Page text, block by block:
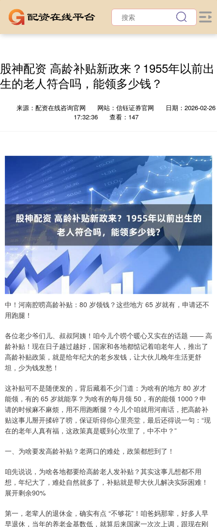
股神配资 高龄补贴新政来？1955年以前出
生的老人符合吗，能领多少钱？
来源：配资在线咨询官网 网站：信钰证券官网
日期：2026-02-26
17:32:36
查看：147
中！河南腔唠高龄补贴：80 岁领钱？这些地方 65 岁就有，申请还不
用跑腿！
各位老少爷们儿、叔叔阿姨！咱今儿个唠个暖心又实在的话题 —— 高
龄补贴！现在日子越过越好，国家和各地都惦记着咱老年人，推出了
高龄补贴政策，就是给年纪大的老乡发钱，让大伙儿晚年生活更舒
坦，少为钱发愁！
这补贴可不是随便发的，背后藏着不少门道：为啥有的地方 80 岁才
能领，有的 65 岁就能享？为啥有的每月领 50，有的能领 1000？申
请的时候麻不麻烦，用不用跑断腿？今儿个咱就用河南话，把高龄补
贴这事儿掰开揉碎了唠，保证听得你心里亮堂，最后还得说一句：“现
在的老年人真有福，这政策真是暖到心坎里了，中不中？”
一、为啥要发高龄补贴？老两口的难处，政策都想到了！
咱先说说，为啥各地都要给高龄老人发补贴？其实这事儿想都不用
想，年纪大了，难处自然就多了，补贴就是帮大伙儿解决实际困难！
展开剩余90%
第一，老辈人的退休金，确实有点 “不够花”！咱爸妈那辈，好多人早
早退休，当年的养老金基数低，就算后来国家一次次上调，跟现在刚